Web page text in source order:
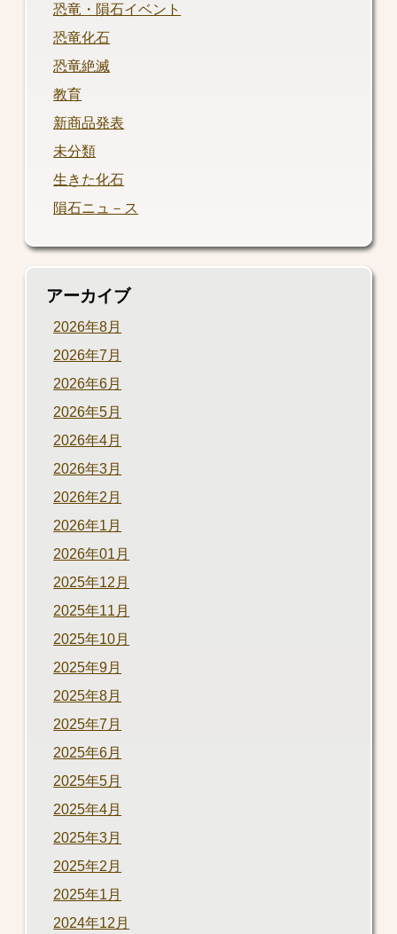
恐竜・隕石イベント
恐竜化石
恐竜絶滅
教育
新商品発表
未分類
生きた化石
隕石ニュ－ス
アーカイブ
2026年8月
2026年7月
2026年6月
2026年5月
2026年4月
2026年3月
2026年2月
2026年1月
2026年01月
2025年12月
2025年11月
2025年10月
2025年9月
2025年8月
2025年7月
2025年6月
2025年5月
2025年4月
2025年3月
2025年2月
2025年1月
2024年12月